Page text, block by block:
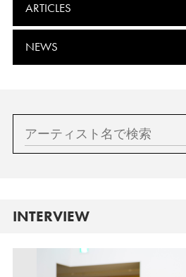
ARTICLES
NEWS
INTERVIEW